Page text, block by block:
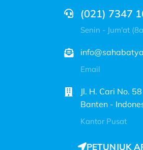
(021) 7347
Senin - Jum'at
Email
Jl. H. Cari No.
Banten -
Kantor Pusat
PETUNJUK